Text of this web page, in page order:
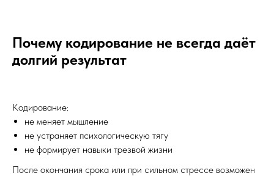
Почему кодирование не всегда даёт
долгий результат
Кодирование:
не меняет мышление
не устраняет психологическую тягу
не формирует навыки трезвой жизни
После окончания срока или при сильном стрессе возможен